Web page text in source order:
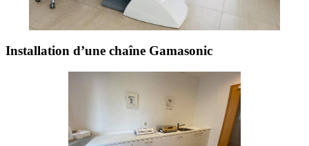
Installation d’une chaîne Gamasonic